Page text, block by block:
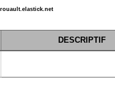
DESCRIPTIF